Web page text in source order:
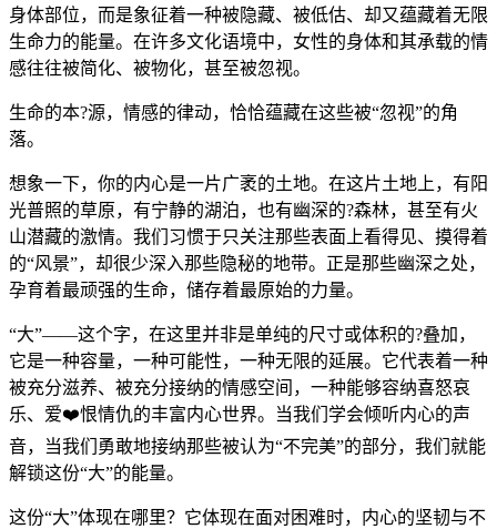
身体部位，而是象征着一种被隐藏、被低估、却又蕴藏着无限
生命力的能量。在许多文化语境中，女性的身体和其承载的情
感往往被简化、被物化，甚至被忽视。
生命的本?源，情感的律动，恰恰蕴藏在这些被“忽视”的角
落。
想象一下，你的内心是一片广袤的土地。在这片土地上，有阳
光普照的草原，有宁静的湖泊，也有幽深的?森林，甚至有火
山潜藏的激情。我们习惯于只关注那些表面上看得见、摸得着
的“风景”，却很少深入那些隐秘的地带。正是那些幽深之处，
孕育着最顽强的生命，储存着最原始的力量。
“大”——这个字，在这里并非是单纯的尺寸或体积的?叠加，
它是一种容量，一种可能性，一种无限的延展。它代表着一种
被充分滋养、被充分接纳的情感空间，一种能够容纳喜怒哀
乐、爱❤️恨情仇的丰富内心世界。当我们学会倾听内心的声
音，当我们勇敢地接纳那些被认为“不完美”的部分，我们就能
解锁这份“大”的能量。
这份“大”体现在哪里？它体现在面对困难时，内心的坚韧与不